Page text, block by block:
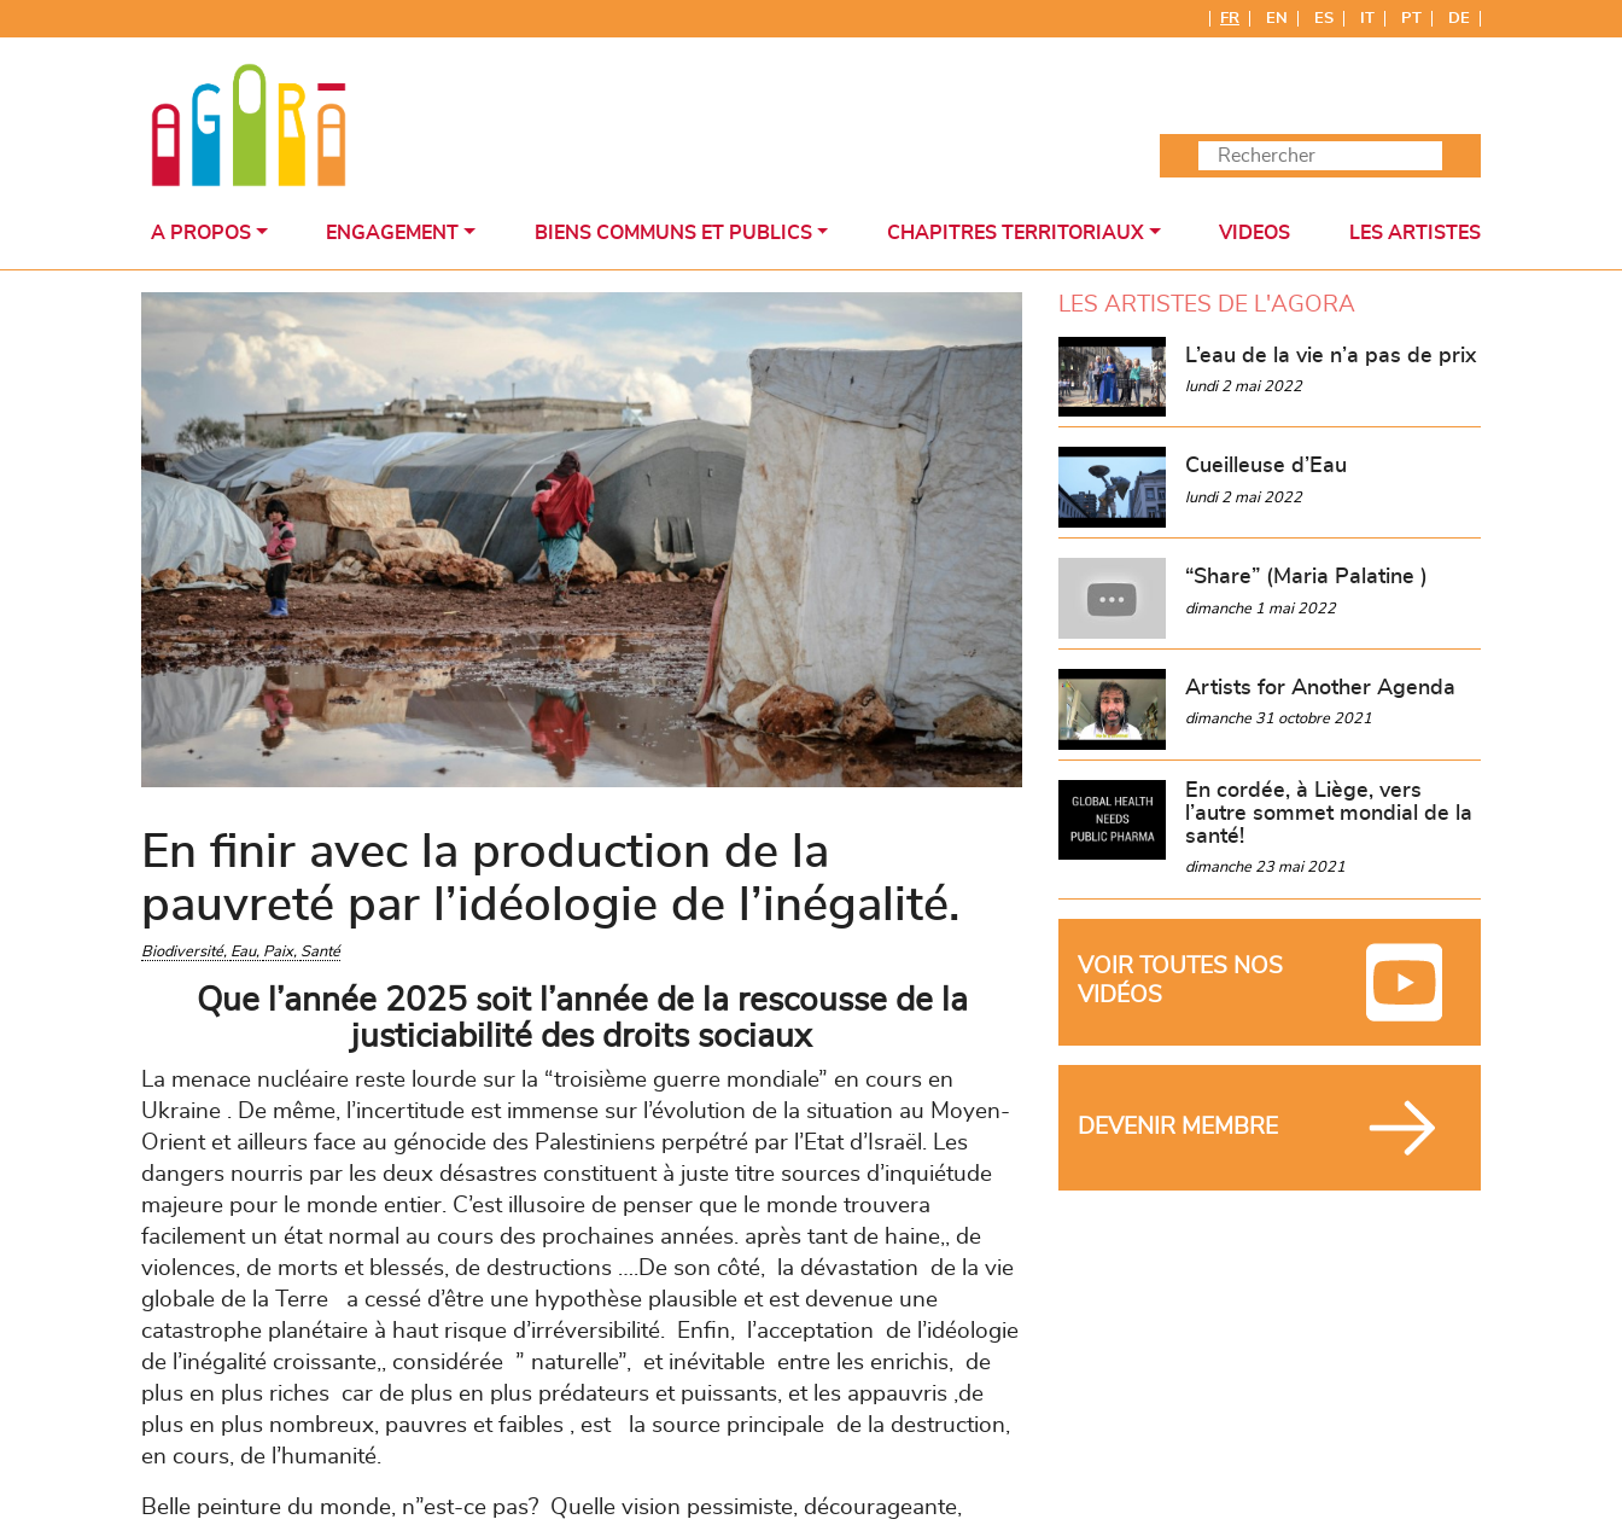
FR EN ES IT PT DE
A PROPOS ENGAGEMENT BIENS COMMUNS ET PUBLICS CHAPITRES TERRITORIAUX VIDEOS LES ARTISTES
En finir avec la production de la
pauvreté par l’idéologie de l’inégalité.
Biodiversité Eau Paix Santé
Que l’année 2025 soit l’année de la rescousse de la
justiciabilité des droits sociaux
La menace nucléaire reste lourde sur la “troisième guerre mondiale” en cours en
Ukraine . De même, l’incertitude est immense sur l’évolution de la situation au Moyen-
Orient et ailleurs face au génocide des Palestiniens perpétré par l’Etat d’Israël. Les
dangers nourris par les deux désastres constituent à juste titre sources d’inquiétude
majeure pour le monde entier. C’est illusoire de penser que le monde trouvera
facilement un état normal au cours des prochaines années. après tant de haine,, de
violences, de morts et blessés, de destructions ….De son côté, la dévastation de la vie
globale de la Terre a cessé d’être une hypothèse plausible et est devenue une
catastrophe planétaire à haut risque d’irréversibilité. Enfin, l’acceptation de l’idéologie
de l’inégalité croissante,, considérée ” naturelle”, et inévitable entre les enrichis, de
plus en plus riches car de plus en plus prédateurs et puissants, et les appauvris ,de
plus en plus nombreux, pauvres et faibles , est la source principale de la destruction,
en cours, de l’humanité.
Belle peinture du monde, n”est-ce pas? Quelle vision pessimiste, décourageante,
LES ARTISTES DE L'AGORA
L’eau de la vie n’a pas de prix
lundi 2 mai 2022
Cueilleuse d’Eau
lundi 2 mai 2022
“Share” (Maria Palatine )
dimanche 1 mai 2022
Artists for Another Agenda
dimanche 31 octobre 2021
En cordée, à Liège, vers
l’autre sommet mondial de la
santé!
dimanche 23 mai 2021
VOIR TOUTES NOS
VIDÉOS
DEVENIR MEMBRE